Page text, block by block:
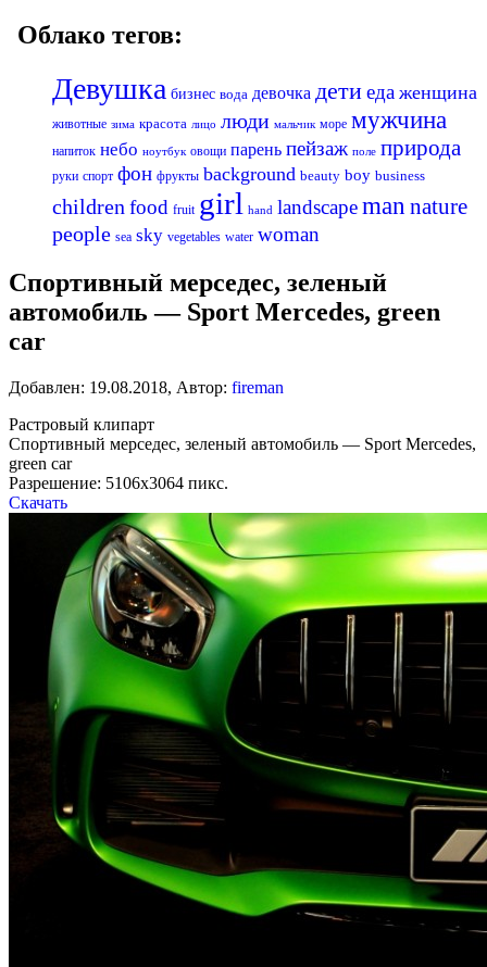
Облако тегов:
Девушка бизнес вода девочка детиеда женщина
животные зима красота лицо люди мальчик море мужчина
напиток небо ноутбук овощи парень пейзаж поле природа
руки спорт фон фрукты background beauty boy business
childrenfood fruit girl hand landscapeman nature
people sea sky vegetables water woman
Спортивный мерседес, зеленый
автомобиль — Sport Mercedes, green
car
Добавлен: 19.08.2018, Автор: fireman
Растровый клипарт
Спортивный мерседес, зеленый автомобиль — Sport Mercedes,
green car
Разрешение: 5106х3064 пикс.
Скачать